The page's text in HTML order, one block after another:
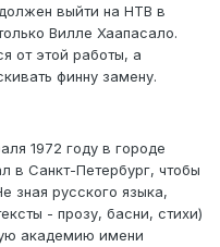
выйти на НТВ в
Вилле Хаапасало.
от этой работы, а
финну замену.
1972 году в городе
в Санкт-Петербург, чтобы
зная русского языка,
- прозу, басни, стихи)
академию имени